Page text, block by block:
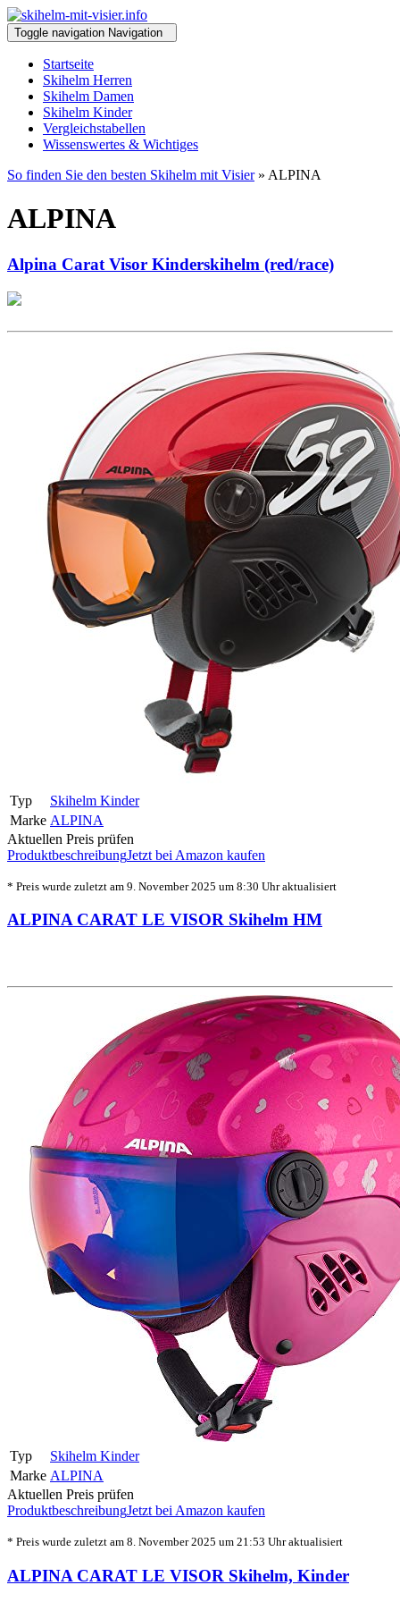
Toggle navigation Navigation
Startseite
Skihelm Herren
Skihelm Damen
Skihelm Kinder
Vergleichstabellen
Wissenswertes & Wichtiges
So finden Sie den besten Skihelm mit Visier» ALPINA
ALPINA
Alpina Carat Visor Kinderskihelm (red/race)
Typ
Skihelm Kinder
Marke ALPINA
Aktuellen Preis prüfen
ProduktbeschreibungJetzt bei Amazon kaufen
* Preis wurde zuletzt am 9. November 2025 um 8:30 Uhr aktualisiert
ALPINA CARAT LE VISOR Skihelm HM
Typ
Skihelm Kinder
Marke ALPINA
Aktuellen Preis prüfen
ProduktbeschreibungJetzt bei Amazon kaufen
* Preis wurde zuletzt am 8. November 2025 um 21:53 Uhr aktualisiert
ALPINA CARAT LE VISOR Skihelm, Kinder